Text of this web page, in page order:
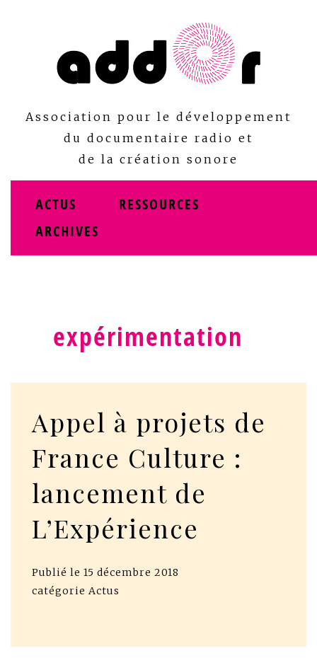
Association pour le développement
du documentaire radio et
de la création sonore
ACTUS
RESSOURCES
ARCHIVES
expérimentation
Appel à projets de
France Culture :
lancement de
L’Expérience
Publié le 15 décembre 2018
catégorie Actus